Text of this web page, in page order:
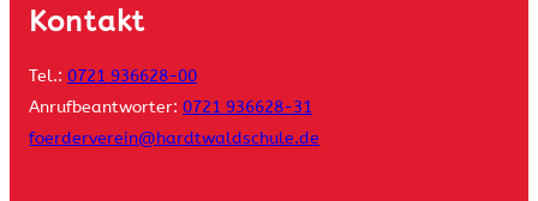
Kontakt
Tel.: 0721 936628-00
Anrufbeantworter: 0721 936628-31
foerderverein@hardtwaldschule.de